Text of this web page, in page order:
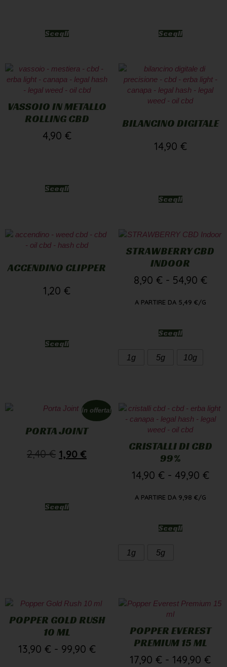
Scegli Scegli
VASSOIO IN METALLO
ROLLING CBD
4,90 €
Scegli
BILANCINO DIGITALE
14,90 €
Scegli
ACCENDINO CLIPPER
1,20 €
Scegli
STRAWBERRY CBD
INDOOR
8,90 € - 54,90 €
A PARTIRE DA 5,49 €/G
Scegli
1g 5g 10g
In offerta!
PORTA JOINT
2,40€ 1,90 €
Scegli
CRISTALLI DI CBD
99%
14,90 € - 49,90 €
A PARTIRE DA 9,98 €/G
Scegli
1g 5g
POPPER GOLD RUSH
10 ML
13,90 € - 99,90 €
POPPER EVEREST
PREMIUM 15 ML
17,90 € - 149,90 €